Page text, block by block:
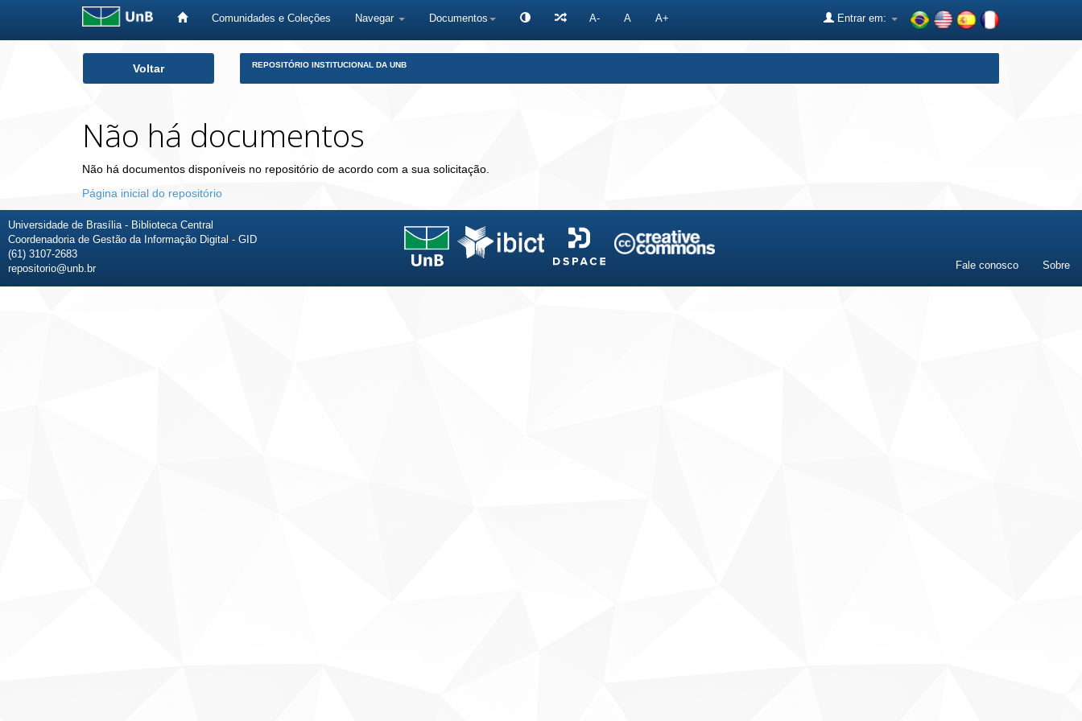
Comunidades e Coleções Navegar Documentos A- A A+ Entrar em:
Voltar REPOSITÓRIO INSTITUCIONAL DA UNB
Não há documentos
Não há documentos disponíveis no repositório de acordo com a sua solicitação.
Página inicial do repositório
Universidade de Brasília - Biblioteca Central
Coordenadoria de Gestão da Informação Digital - GID
(61) 3107-2683
repositorio@unb.br
Fale conosco Sobre